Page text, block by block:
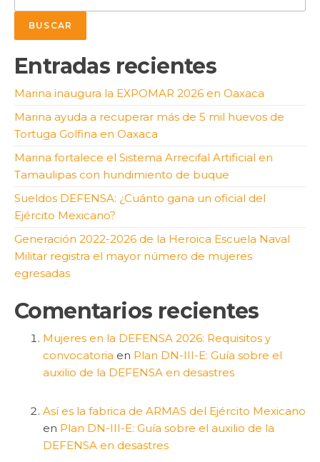
BUSCAR
Entradas recientes
Marina inaugura la EXPOMAR 2026 en Oaxaca
Marina ayuda a recuperar más de 5 mil huevos de
Tortuga Golfina en Oaxaca
Marina fortalece el Sistema Arrecifal Artificial en
Tamaulipas con hundimiento de buque
Sueldos DEFENSA: ¿Cuánto gana un oficial del
Ejército Mexicano?
Generación 2022-2026 de la Heroica Escuela Naval
Militar registra el mayor número de mujeres
egresadas
Comentarios recientes
Mujeres en la DEFENSA 2026: Requisitos y
convocatoria en Plan DN-III-E: Guía sobre el
auxilio de la DEFENSA en desastres
Así es la fabrica de ARMAS del Ejército Mexicano
en Plan DN-III-E: Guía sobre el auxilio de la
DEFENSA en desastres